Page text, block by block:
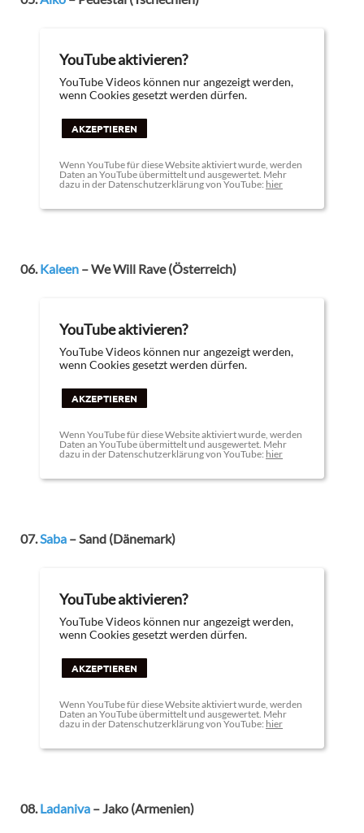
YouTube aktivieren?
YouTube Videos können nur angezeigt werden,
wenn Cookies gesetzt werden dürfen.
AKZEPTIEREN
Wenn YouTube für diese Website aktiviert wurde, werden
Daten an YouTube übermittelt und ausgewertet. Mehr
dazu in der Datenschutzerklärung von YouTube: hier
06.Kaleen – We Will Rave (Österreich)
YouTube aktivieren?
YouTube Videos können nur angezeigt werden,
wenn Cookies gesetzt werden dürfen.
AKZEPTIEREN
Wenn YouTube für diese Website aktiviert wurde, werden
Daten an YouTube übermittelt und ausgewertet. Mehr
dazu in der Datenschutzerklärung von YouTube: hier
07.Saba – Sand (Dänemark)
YouTube aktivieren?
YouTube Videos können nur angezeigt werden,
wenn Cookies gesetzt werden dürfen.
AKZEPTIEREN
Wenn YouTube für diese Website aktiviert wurde, werden
Daten an YouTube übermittelt und ausgewertet. Mehr
dazu in der Datenschutzerklärung von YouTube: hier
08.Ladaniva – Jako (Armenien)